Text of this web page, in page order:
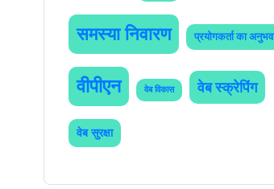
समस्या निवारण प्रयोगकर्ता का अनुभव
वीपीएन वेब विकास वेब स्क्रेपिंग
वेब सुरक्षा